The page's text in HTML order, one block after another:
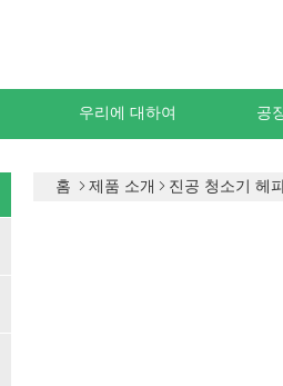
우리에 대하여 공
홈 제품 소개 진공 청소기 헤